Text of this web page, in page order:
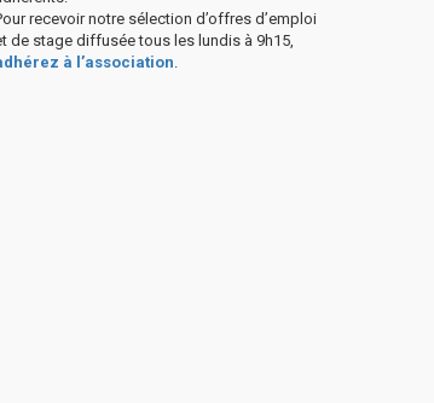
recevoir notre sélection d’offres d’emploi
de stage diffusée tous les lundis à 9h15,
à l’association.